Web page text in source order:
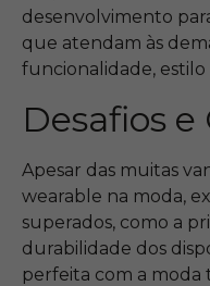
desenvolvimento
que atendam às
funcionalidade,
Desafios
Apesar das muitas
wearable na moda,
superados, como a
durabilidade dos
perfeita com a moda